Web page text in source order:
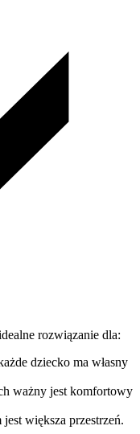
rozwiązanie dla:
dziecko ma własny
ważny jest komfortowy
większa przestrzeń.